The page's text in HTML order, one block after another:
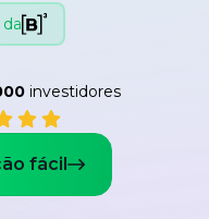
investidores
fácil